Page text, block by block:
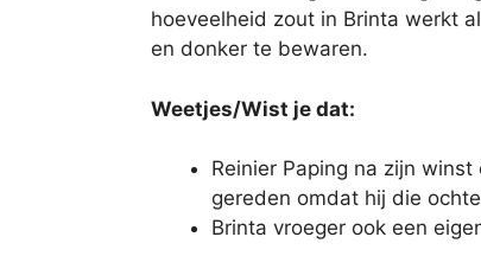
hoeveelheid zout in Brinta werkt
en donker te bewaren.
Weetjes/Wist je dat:
Reinier Paping na zijn
gereden omdat hij die
Brinta vroeger ook een